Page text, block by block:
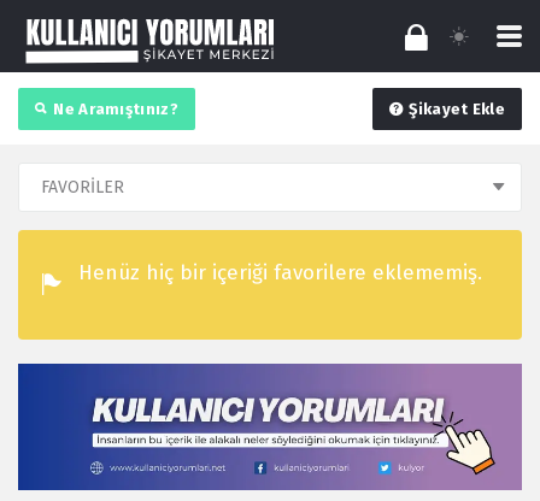
Ne Aramıştınız? Şikayet Ekle
Henüz hiç bir içeriği favorilere eklememiş.